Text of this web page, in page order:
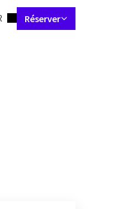
de langues
Réserver